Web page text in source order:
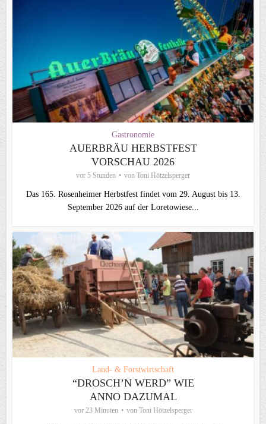
Gastronomie
AUERBRÄU HERBSTFEST
VORSCHAU 2026
vor 5 Stunden von Toni Hötzelsperger
Das 165. Rosenheimer Herbstfest findet vom 29. August bis 13.
September 2026 auf der Loretowiese...
Land- & Forstwirtschaft
“DROSCH’N WERD” WIE
ANNO DAZUMAL
vor 23 Minuten von Toni Hötzelsperger